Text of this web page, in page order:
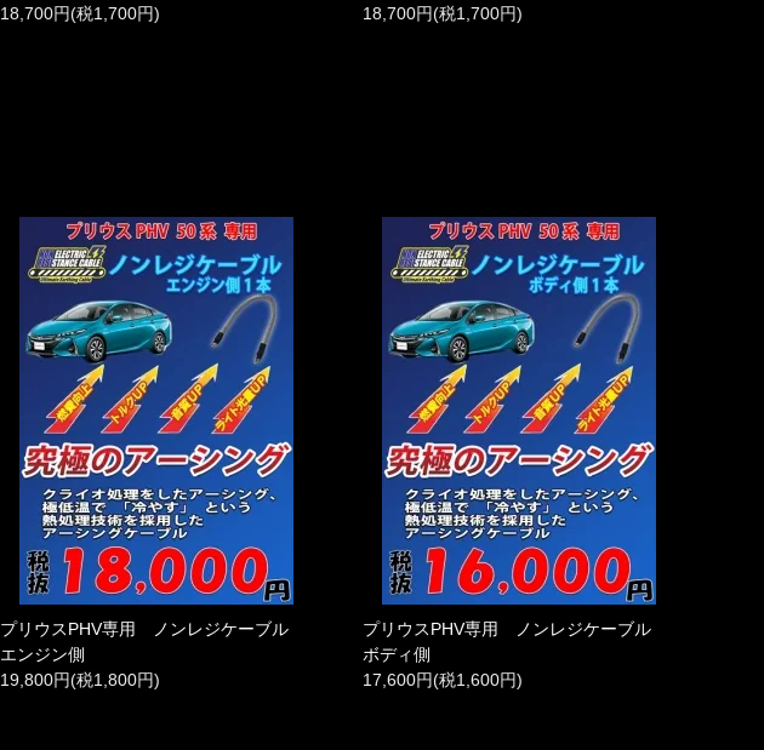
18,700円(税1,700円)
18,700円(税1,700円)
プリウスPHV専用 ノンレジケーブル
エンジン側
19,800円(税1,800円)
プリウスPHV専用 ノンレジケーブル
ボディ側
17,600円(税1,600円)